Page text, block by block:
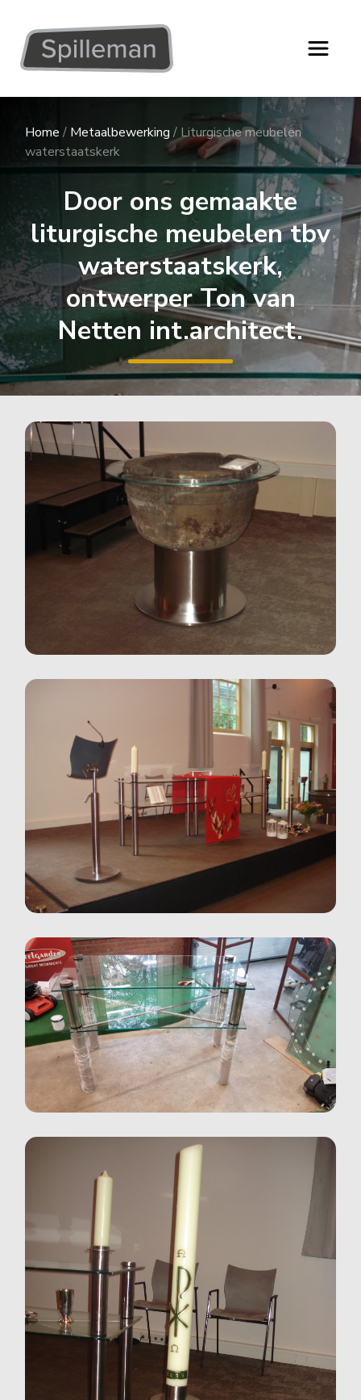
Home / Metaalbewerking / Liturgische meubelen
waterstaatskerk
Door ons gemaakte
liturgische meubelen tbv
waterstaatskerk,
ontwerper Ton van
Netten int.architect.